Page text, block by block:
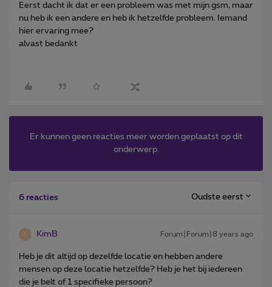
Eerst dacht ik dat er een probleem was met mijn gsm, maar
nu heb ik een andere en heb ik hetzelfde probleem. Iemand
hier ervaring mee?
alvast bedankt
Er kunnen geen reacties meer worden geplaatst op dit
onderwerp.
6 reacties Oudste eerst
K KimB Forum|Forum|8 years ago
Heb je dit altijd op dezelfde locatie en hebben andere
mensen op deze locatie hetzelfde? Heb je het bij iedereen
die je belt of 1 specifieke persoon?